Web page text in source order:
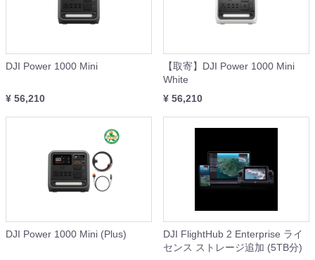
DJI Power 1000 Mini
¥ 56,210
【取寄】DJI Power 1000 Mini
White
¥ 56,210
DJI Power 1000 Mini (Plus)
DJI FlightHub 2 Enterprise ライ
センス ストレージ追加 (5TB分)